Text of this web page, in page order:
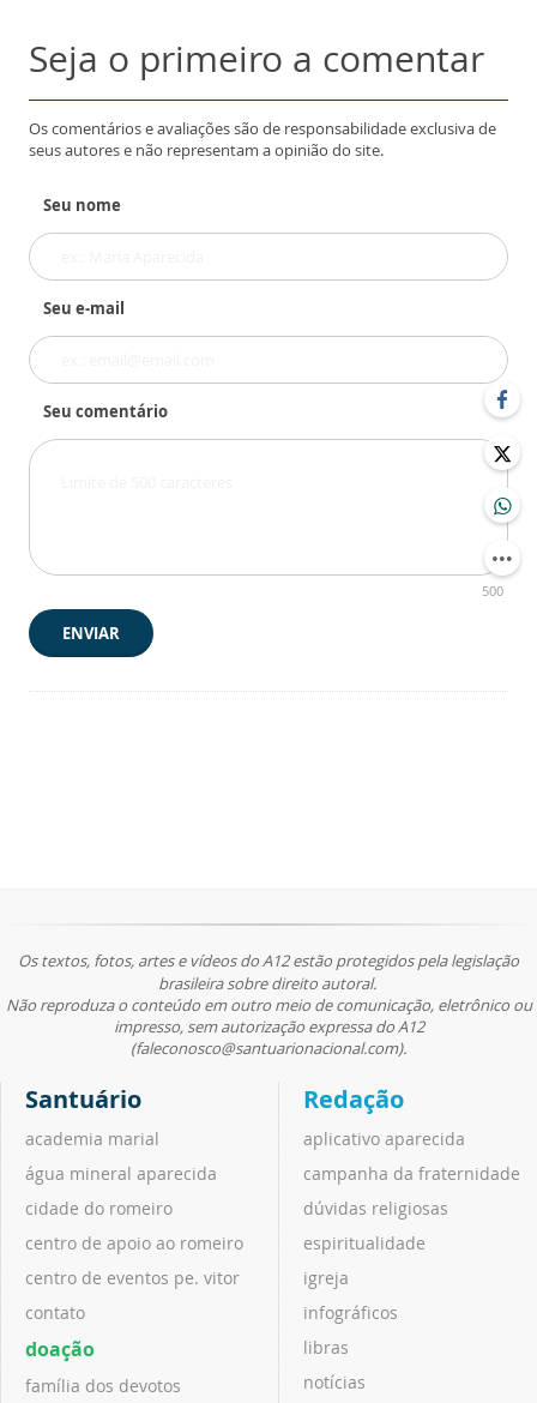
Seja o primeiro a comentar
Os comentários e avaliações são de responsabilidade exclusiva de
seus autores e não representam a opinião do site.
Seu nome
Seu e-mail
Seu comentário
500
ENVIAR
Os textos, fotos, artes e vídeos do A12 estão protegidos pela legislação
brasileira sobre direito autoral.
Não reproduza o conteúdo em outro meio de comunicação, eletrônico ou
impresso, sem autorização expressa do A12
(faleconosco@santuarionacional.com).
Santuário
academia marial
água mineral aparecida
cidade do romeiro
centro de apoio ao romeiro
centro de eventos pe. vitor
contato
doação
família dos devotos
Redação
aplicativo aparecida
campanha da fraternidade
dúvidas religiosas
espiritualidade
igreja
infográficos
libras
notícias